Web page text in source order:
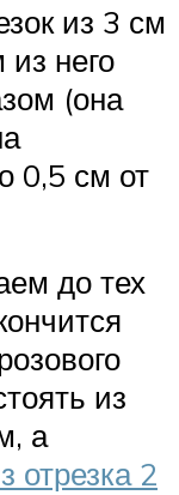
из 3 см
него
(она
0,5 см от
до тех
из
а
отрезка 2